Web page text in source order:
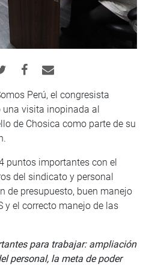
Perú, el congresista
una visita inopinada al
de Chosica como parte de su
puntos importantes con el
del sindicato y personal
de presupuesto, buen manejo
y el correcto manejo de las
para trabajar: ampliación
personal, la meta de poder